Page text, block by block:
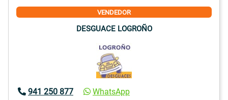
VENDEDOR
DESGUACE LOGROÑO
941 250 877
WhatsApp